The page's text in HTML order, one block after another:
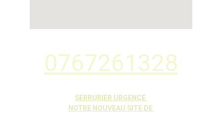
SERRURIER URGENCE
NOTRE NOUVEAU SITE DE
0767261328